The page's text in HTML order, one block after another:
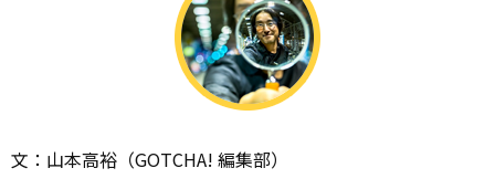
文：山本高裕（GOTCHA! 編集部）